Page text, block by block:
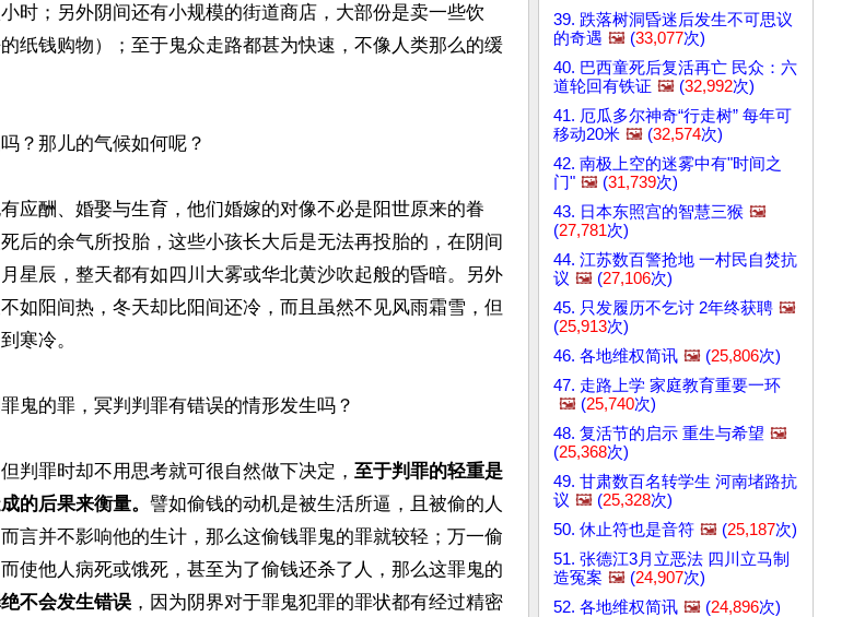
时；另外阴间还有小规模的街道商店，大部份是卖一些饮
纸钱购物）；至于鬼众走路都甚为快速，不像人类那么的缓
？那儿的气候如何呢？
应酬、婚娶与生育，他们婚嫁的对像不必是阳世原来的眷
后的余气所投胎，这些小孩长大后是无法再投胎的，在阴间
星辰，整天都有如四川大雾或华北黄沙吹起般的昏暗。另外
如阳间热，冬天却比阳间还冷，而且虽然不见风雨霜雪，但
寒冷。
鬼的罪，冥判判罪有错误的情形发生吗？
判罪时却不用思考就可很自然做下决定， 至于判罪的轻重是
的后果来衡量。 譬如偷钱的动机是被生活所逼，且被偷的人
言并不影响他的生计，那么这偷钱罪鬼的罪就较轻；万一偷
使他人病死或饿死，甚至为了偷钱还杀了人，那么这罪鬼的
不会发生错误 ，因为阴界对于罪鬼犯罪的罪状都有经过精密
39. 跌落树洞昏迷后发生不可思议
的奇遇 🖼️ (33,077次)
40. 巴西童死后复活再亡 民众：六
道轮回有铁证 🖼️ (32,992次)
41. 厄瓜多尔神奇“行走树” 每年可
移动20米 🖼️ (32,574次)
42. 南极上空的迷雾中有"时间之
门" 🖼️ (31,739次)
43. 日本东照宫的智慧三猴 🖼️
(27,781次)
44. 江苏数百警抢地 一村民自焚抗
议 🖼️ (27,106次)
45. 只发履历不乞讨 2年终获聘 🖼️
(25,913次)
46. 各地维权简讯 🖼️ (25,806次)
47. 走路上学 家庭教育重要一环
🖼️ (25,740次)
48. 复活节的启示 重生与希望 🖼️
(25,368次)
49. 甘肃数百名转学生 河南堵路抗
议 🖼️ (25,328次)
50. 休止符也是音符 🖼️ (25,187次)
51. 张德江3月立恶法 四川立马制
造冤案 🖼️ (24,907次)
52. 各地维权简讯 🖼️ (24,896次)